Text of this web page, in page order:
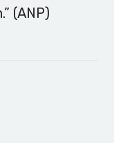
(ANP)